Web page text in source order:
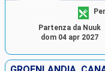
Partenza da Nuuk
dom 04 apr 2027